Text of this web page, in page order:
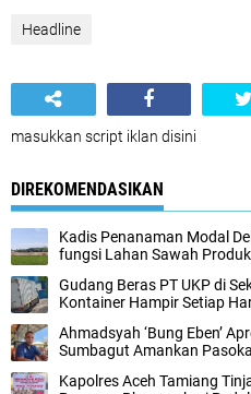
Headline
masukkan script iklan disini
DIREKOMENDASIKAN
Kadis Penanaman Modal
fungsi Lahan Sawah
Gudang Beras PT UKP di
Kontainer Hampir Setiap
Ahmadsyah ‘Bung Eben’
Sumbagut Amankan
Kapolres Aceh Tamiang